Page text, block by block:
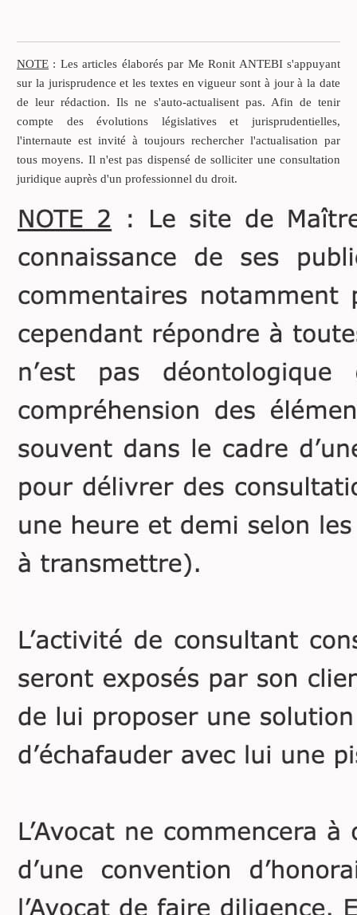
assurance-vie non héritier à demander
une expertise médicale
Dans cette affaire, un souscripteur
d’assurance-vie est décédé à l’hôpital.
8 jours avant son décès, il était branché
à des appareillages en raison d’une
déficience respiratoire.
NOTE : Les articles élaborés par Me Ronit ANTEBI s'appuyant
sur la jurisprudence et les textes en vigueur sont à jour à la date
de leur rédaction. Ils ne s'auto-actualisent pas. Afin de tenir
compte des évolutions législatives et jurisprudentielles,
l'internaute est invité à toujours rechercher l'actualisation par
tous moyens. Il n'est pas dispensé de solliciter une consultation
juridique auprès d'un professionnel du droit.